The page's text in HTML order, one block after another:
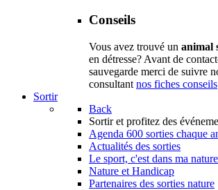
Conseils
Vous avez trouvé un animal
en détresse? Avant de
sauvegarde merci de suivre
consultant nos fiches conseils
Sortir
Back
Sortir et profitez des
Agenda 600 sorties chaque
Actualités des sorties
Le sport, c'est dans ma nature
Nature et Handicap
Partenaires des sorties nature